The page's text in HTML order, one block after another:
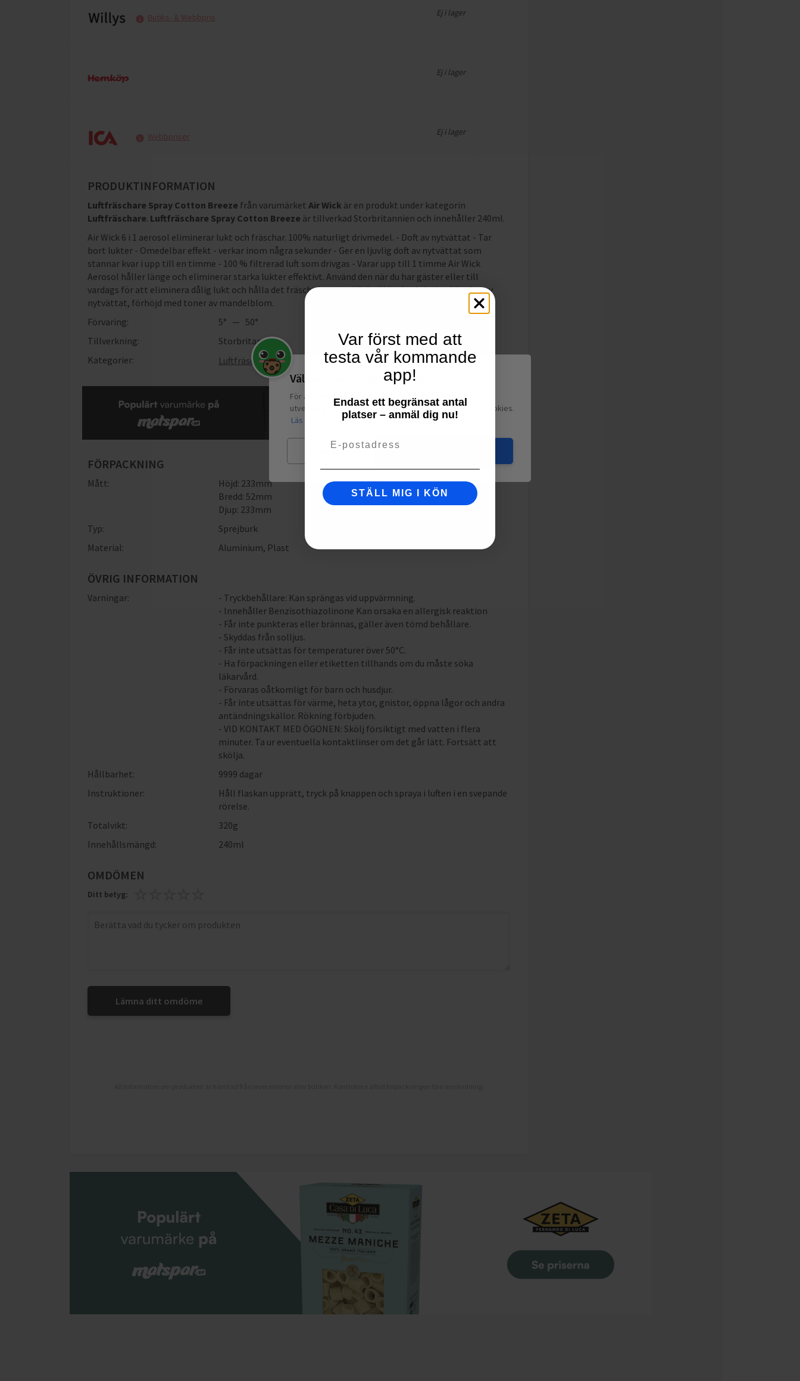
Butiks- & Webbpris Ej i lager
Ej i lager
Webbpriser Ej i lager
PRODUKTINFORMATION
Luftfräschare Spray Cotton Breeze från varumärket Air Wick är en produkt under kategorin
Luftfräschare. Luftfräschare Spray Cotton Breeze är tillverkad Storbritannien och innehåller 240ml.
Air Wick 6 i 1 aerosol eliminerar lukt och fräschar. 100% naturligt drivmedel. - Doft av nytvättat - Tar
bort lukter - Omedelbar effekt - verkar inom några sekunder - Ger en ljuvlig doft av nytvättat som
stannar kvar i upp till en timme - 100 % filtrerad luft som drivgas - Varar upp till 1 timme Air Wick
Aerosol håller länge och eliminerar starka lukter effektivt. Använd den när du har gäster eller till
vardags för att eliminera dålig lukt och hålla det fräscht hemma. Väck till liv den krispiga känslan av
nytvättat, förhöjd med toner av mandelblom.
Förvaring:
5° — 50°
Tillverkning:
Storbritannien
Kategorier:
Luftfräschare
FÖRPACKNING
Mått:
Höjd: 233mm
Bredd: 52mm
Djup: 233mm
Typ:
Sprejburk
Material:
Aluminium, Plast
ÖVRIG INFORMATION
Varningar:
- Tryckbehållare: Kan sprängas vid uppvärmning.
- Innehåller Benzisothiazolinone Kan orsaka en allergisk reaktion
- Får inte punkteras eller brännas, gäller även tömd behållare.
- Skyddas från solljus.
- Får inte utsättas för temperaturer över 50°C.
- Ha förpackningen eller etiketten tillhands om du måste söka
läkarvård.
- Förvaras oåtkomligt för barn och husdjur.
- Får inte utsättas för värme, heta ytor, gnistor, öppna lågor och andra
antändningskällor. Rökning förbjuden.
- VID KONTAKT MED ÖGONEN: Skölj försiktigt med vatten i flera
minuter. Ta ur eventuella kontaktlinser om det går lätt. Fortsätt att
skölja.
Hållbarhet:
9999 dagar
Instruktioner:
Håll flaskan upprätt, tryck på knappen och spraya i luften i en svepande
rörelse.
Totalvikt:
320g
Innehållsmängd:
240ml
OMDÖMEN
Ditt betyg:
Lämna ditt omdöme
Välkommen till Matspar.se
För att leverera en personlig upplevelse, mäta sajtens
utveckling och ha sociala medier-koppling använder vi cookies.
Läs mer
Mina val
Var först med att
testa vår kommande
app!
Endast ett begränsat antal
platser – anmäl dig nu!
STÄLL MIG I KÖN